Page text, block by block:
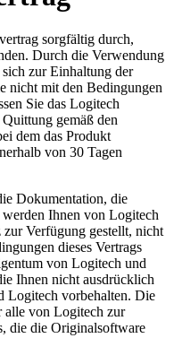
sorgfältig durch,
Durch die Verwendung
zur Einhaltung der
nicht mit den Bedingungen
Sie das Logitech
gemäß den
dem das Produkt
von 30 Tagen
Dokumentation, die
Ihnen von Logitech
Verfügung gestellt, nicht
dieses Vertrags
von Logitech und
Ihnen nicht ausdrücklich
Logitech vorbehalten. Die
alle von Logitech zur
die die Originalsoftware